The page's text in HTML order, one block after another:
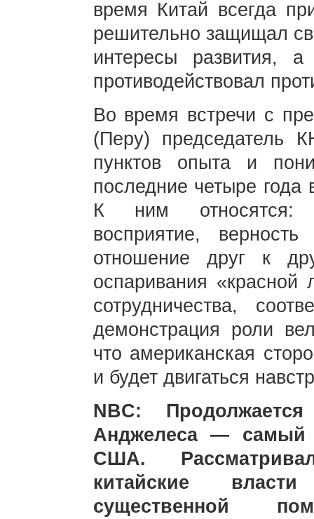
время Китай всегда
решительно защищал
интересы развития,
противодействовал
Во время встречи с
(Перу) председатель
пунктов опыта и
последние четыре
К ним относятся:
восприятие,
отношение друг к
оспаривания
сотрудничества,
демонстрация роли
что американская
и будет двигаться
NBC:
Анджелеса — самый
США.
китайские
существенной